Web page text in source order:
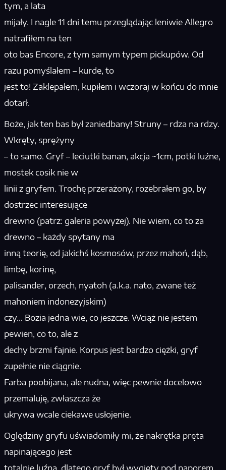
tym, a lata
mijały. I nagle 11 dni temu przeglądając leniwie Allegro
natrafiłem na ten
oto bas Encore, z tym samym typem pickupów. Od
razu pomyślałem – kurde, to
jest to! Zaklepałem, kupiłem i wczoraj w końcu do mnie
dotarł.
Boże, jak ten bas był zaniedbany! Struny – rdza na rdzy.
Wkręty, sprężyny
– to samo. Gryf – leciutki banan, akcja ~1cm, potki luźne,
mostek cosik nie w
linii z gryfem. Trochę przerażony, rozebrałem go, by
dostrzec interesujące
drewno (patrz: galeria powyżej). Nie wiem, co to za
drewno – każdy spytany ma
inną teorię, od jakichś kosmosów, przez mahoń, dąb,
limbę, korinę,
palisander, orzech, nyatoh (a.k.a. nato, zwane też
mahoniem indonezyjskim)
czy… Bozia jedna wie, co jeszcze. Wciąż nie jestem
pewien, co to, ale z
dechy brzmi fajnie. Korpus jest bardzo ciężki, gryf
zupełnie nie ciągnie.
Farba poobijana, ale nudna, więc pewnie docelowo
przemaluję, zwłaszcza że
ukrywa wcale ciekawe usłojenie.
Oględziny gryfu uświadomiły mi, że nakrętka pręta
napinającego jest
totalnie luźna, dlatego gryf był wygięty pod naporem